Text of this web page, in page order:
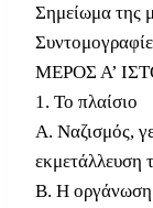
Σημείωμα της
ΜΕΡΟΣ Α’
1. Το πλαίσιο
Α. Ναζισμός,
εκμετάλλευση
Β. Η οργάνωση